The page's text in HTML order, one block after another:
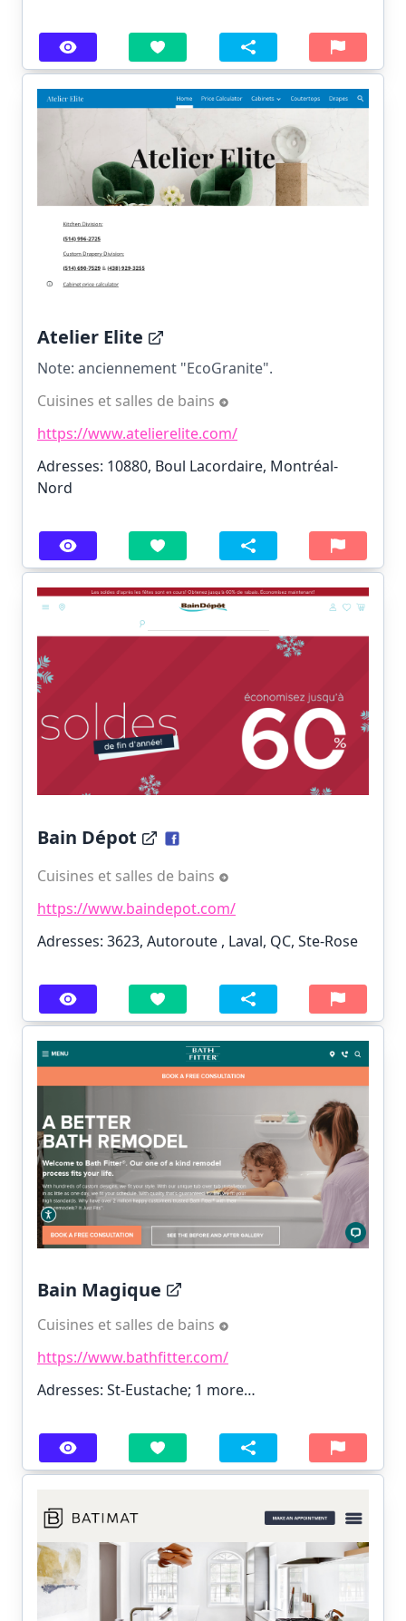
Atelier Elite
Note: anciennement "EcoGranite".
Cuisines et salles de bains
https://www.atelierelite.com/
Adresses: 10880, Boul Lacordaire, Montréal-
Nord
Bain Dépot
Cuisines et salles de bains
https://www.baindepot.com/
Adresses: 3623, Autoroute , Laval, QC, Ste-Rose
Bain Magique
Cuisines et salles de bains
https://www.bathfitter.com/
Adresses: St-Eustache; 1 more…